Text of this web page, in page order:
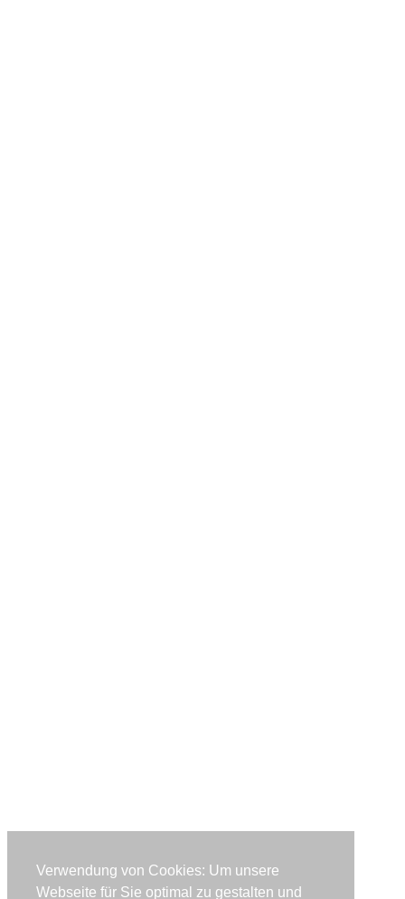
Verwendung von Cookies: Um unsere
Webseite für Sie optimal zu gestalten und